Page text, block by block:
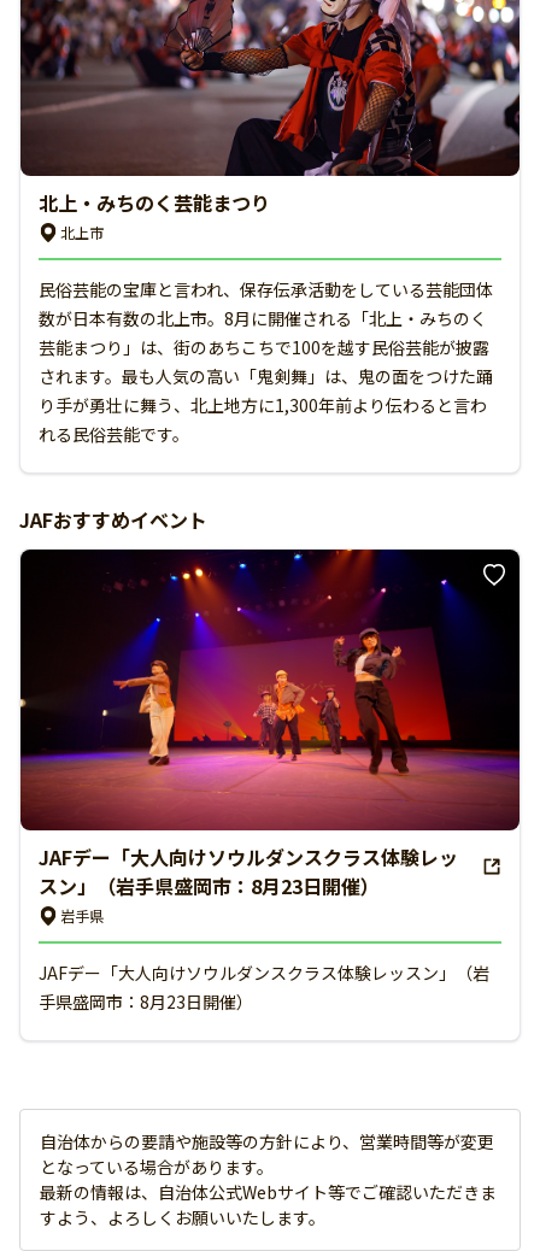
北上・みちのく芸能まつり
北上市
民俗芸能の宝庫と言われ、保存伝承活動をしている芸能団体
数が日本有数の北上市。8月に開催される「北上・みちのく
芸能まつり」は、街のあちこちで100を越す民俗芸能が披露
されます。最も人気の高い「鬼剣舞」は、鬼の面をつけた踊
り手が勇壮に舞う、北上地方に1,300年前より伝わると言わ
れる民俗芸能です。
JAFおすすめイベント
JAFデー「大人向けソウルダンスクラス体験レッ
スン」（岩手県盛岡市：8月23日開催）
岩手県
JAFデー「大人向けソウルダンスクラス体験レッスン」（岩
手県盛岡市：8月23日開催）
自治体からの要請や施設等の方針により、営業時間等が変更
となっている場合があります。
最新の情報は、自治体公式Webサイト等でご確認いただきま
すよう、よろしくお願いいたします。